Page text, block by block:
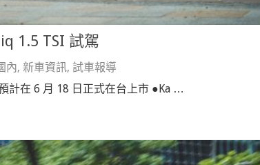
1.5 TSI 試駕
內, 新車資訊, 試車報導
計在 6 月 18 日正式在台上市 ●Ka …